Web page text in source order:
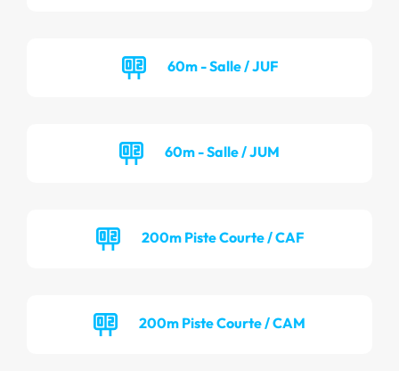
60m - Salle / JUF
60m - Salle / JUM
200m Piste Courte / CAF
200m Piste Courte / CAM